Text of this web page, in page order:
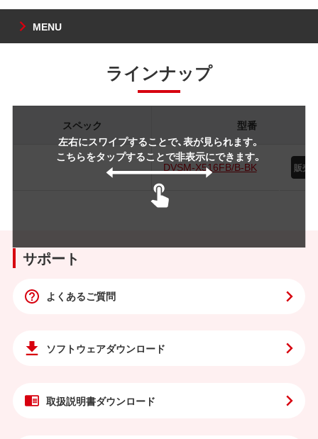
MENU
ラインナップ
左右にスワイプすることで、表が見られます。
こちらをタップすることで非表示にできます。
スペック 型番
DVSM-X516FB/B-BK
サポート
よくあるご質問
ソフトウェアダウンロード
取扱説明書ダウンロード